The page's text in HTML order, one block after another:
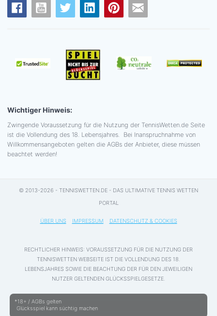
Wichtiger Hinweis:
Zwingende Voraussetzung für die Nutzung der TennisWetten.de Seite
ist die Vollendung des 18. Lebensjahres. Bei Inanspruchnahme von
Willkommensangeboten gelten die AGBs der Anbieter, diese müssen
beachtet werden!
*18+ / AGBs gelten
Glücksspiel kann süchtig machen
© 2013-2026 - TENNISWETTEN.DE - DAS ULTIMATIVE TENNIS WETTEN
PORTAL
ÜBER UNS IMPRESSUM DATENSCHUTZ & COOKIES
RECHTLICHER HINWEIS: VORAUSSETZUNG FÜR DIE NUTZUNG DER
TENNISWETTEN WEBSEITE IST DIE VOLLENDUNG DES 18.
LEBENSJAHRES SOWIE DIE BEACHTUNG DER FÜR DEN JEWEILIGEN
NUTZER GELTENDEN GLÜCKSSPIELGESETZE.